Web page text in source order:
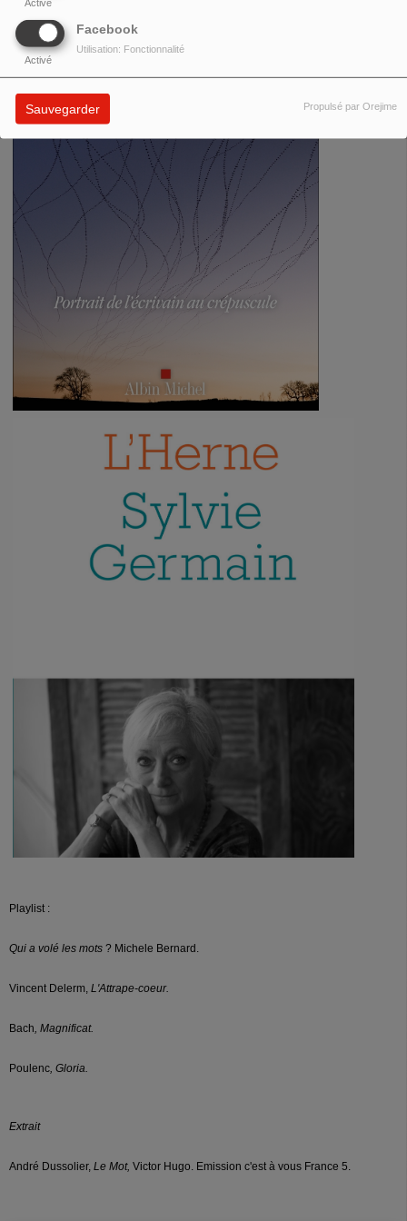
Activé
Facebook
Activé
Utilisation: Fonctionnalité
Sauvegarder Propulsé par Orejime
Playlist :
Qui a volé les mots ? Michele Bernard.
Vincent Delerm, L'Attrape-coeur.
Bach, Magnificat.
Poulenc, Gloria.
Extrait
André Dussolier, Le Mot, Victor Hugo. Emission c'est à vous France 5.